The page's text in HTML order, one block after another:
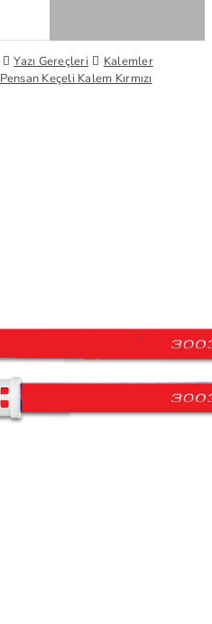
Yazı Gereçleri
Kalemler
Pensan Keçeli Kalem Kırmızı